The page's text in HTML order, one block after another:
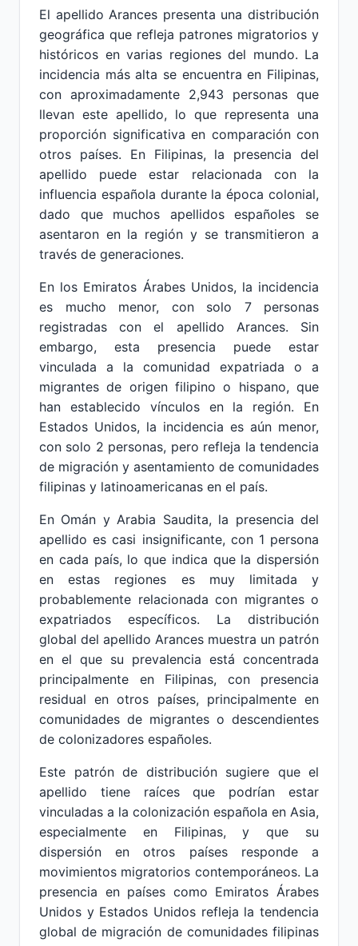
El apellido Arances presenta una distribución
geográfica que refleja patrones migratorios y
históricos en varias regiones del mundo. La
incidencia más alta se encuentra en Filipinas,
con aproximadamente 2,943 personas que
llevan este apellido, lo que representa una
proporción significativa en comparación con
otros países. En Filipinas, la presencia del
apellido puede estar relacionada con la
influencia española durante la época colonial,
dado que muchos apellidos españoles se
asentaron en la región y se transmitieron a
través de generaciones.
En los Emiratos Árabes Unidos, la incidencia
es mucho menor, con solo 7 personas
registradas con el apellido Arances. Sin
embargo, esta presencia puede estar
vinculada a la comunidad expatriada o a
migrantes de origen filipino o hispano, que
han establecido vínculos en la región. En
Estados Unidos, la incidencia es aún menor,
con solo 2 personas, pero refleja la tendencia
de migración y asentamiento de comunidades
filipinas y latinoamericanas en el país.
En Omán y Arabia Saudita, la presencia del
apellido es casi insignificante, con 1 persona
en cada país, lo que indica que la dispersión
en estas regiones es muy limitada y
probablemente relacionada con migrantes o
expatriados específicos. La distribución
global del apellido Arances muestra un patrón
en el que su prevalencia está concentrada
principalmente en Filipinas, con presencia
residual en otros países, principalmente en
comunidades de migrantes o descendientes
de colonizadores españoles.
Este patrón de distribución sugiere que el
apellido tiene raíces que podrían estar
vinculadas a la colonización española en Asia,
especialmente en Filipinas, y que su
dispersión en otros países responde a
movimientos migratorios contemporáneos. La
presencia en países como Emiratos Árabes
Unidos y Estados Unidos refleja la tendencia
global de migración de comunidades filipinas